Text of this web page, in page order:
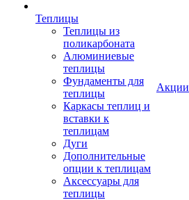
Теплицы
Теплицы из
поликарбоната
Алюминиевые
теплицы
Фундаменты для
теплицы
Каркасы теплиц и
вставки к
теплицам
Дуги
Дополнительные
опции к теплицам
Аксессуары для
теплицы
Акции